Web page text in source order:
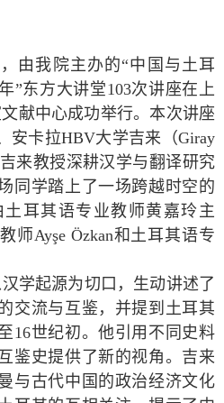
由我院主办的“中国与土耳
”东方大讲堂103次讲座在上
献中心成功举行。本次讲座
安卡拉HBV大学吉来（Giray
来教授深耕汉学与翻译研究
同学踏上了一场跨越时空的
耳其语专业教师黄嘉玲主
师Ayşe Özkan和土耳其语专
学起源为切口，生动讲述了
交流与互鉴，并提到土耳其
16世纪初。他引用不同史料
鉴史提供了新的视角。吉来
与古代中国的政治经济文化